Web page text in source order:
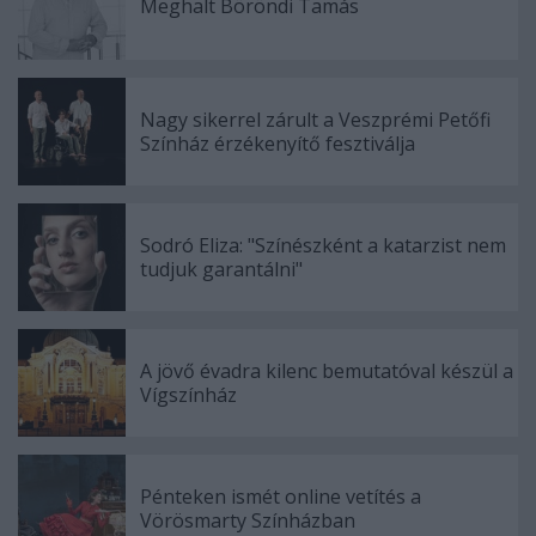
Meghalt Böröndi Tamás
Nagy sikerrel zárult a Veszprémi Petőfi
Színház érzékenyítő fesztiválja
Sodró Eliza: "Színészként a katarzist nem
tudjuk garantálni"
A jövő évadra kilenc bemutatóval készül a
Vígszínház
Pénteken ismét online vetítés a
Vörösmarty Színházban